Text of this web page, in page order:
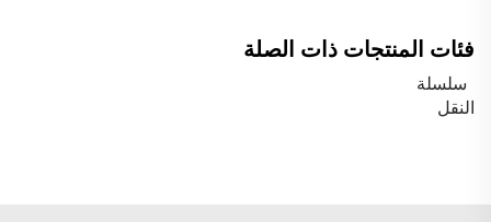
فئات المنتجات ذات الصلة
سلسلة
النقل